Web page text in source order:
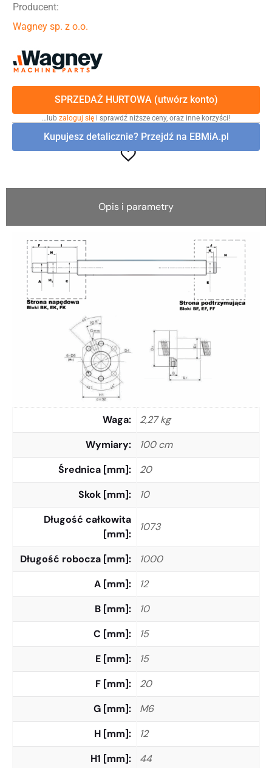
Producent:
Wagney sp. z o.o.
SPRZEDAŻ HURTOWA (utwórz konto)
…lub zaloguj się i sprawdź niższe ceny, oraz inne korzyści!
Kupujesz detalicznie? Przejdź na EBMiA.pl
Opis i parametry
Waga
2,27 kg
Wymiary
100 cm
Średnica [mm]
20
Skok [mm]
10
Długość całkowita
[mm]
1073
Długość robocza [mm]
1000
A [mm]
12
B [mm]
10
C [mm]
15
E [mm]
15
F [mm]
20
G [mm]
M6
H [mm]
12
H1 [mm]
44